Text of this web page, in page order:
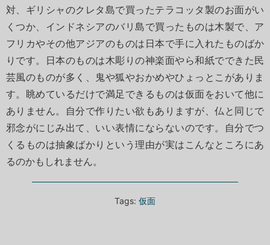
対、ギリシャのクレタ島で買ったテラコッタ製のお面がい
くつか、インドネシアのバリ島で買ったものは木製で、ア
フリカやその他アジアのものは日本で手に入れたものばか
りです。日本のものは木彫りの神楽面やら和紙でできた民
芸風のものが多く、鬼や狐やおかめやひょっとこがありま
す。眺めているだけで満足できるものは仮面をおいて他に
ありません。自分で作りたい欲もありますが、仏と同じで
邪念がにじみ出て、いい表情にならないのです。自分でつ
くるものは抽象ばかりという理由が実はこんなところにあ
るのかもしれません。
Tags: 仮面